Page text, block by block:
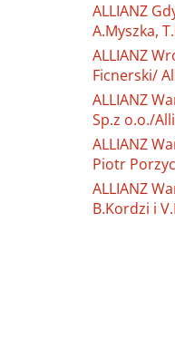
ALLIANZ
A.Myszka,
ALLIANZ
Ficnerski/
ALLIANZ
Sp.z o.o./
ALLIANZ
Piotr
ALLIANZ
B.Kordzi i